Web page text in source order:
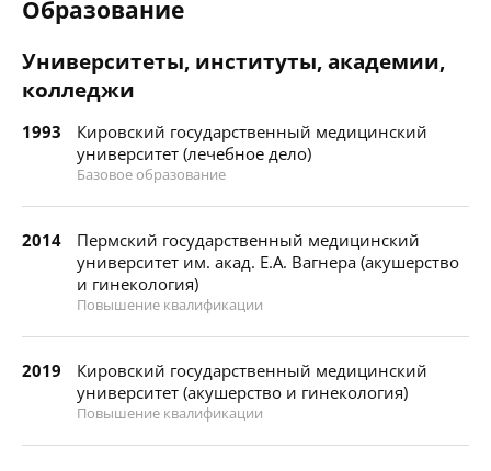
Образование
Университеты, институты, академии,
колледжи
1993
Кировский государственный медицинский
университет (лечебное дело)
Базовое образование
2014
Пермский государственный медицинский
университет им. акад. Е.А. Вагнера (акушерство
и гинекология)
Повышение квалификации
2019
Кировский государственный медицинский
университет (акушерство и гинекология)
Повышение квалификации